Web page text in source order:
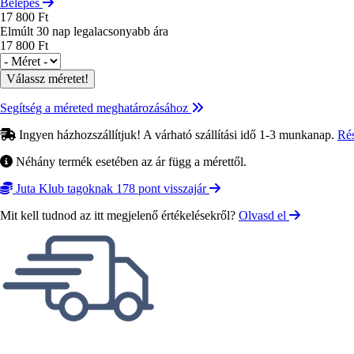
17 800 Ft
Elmúlt 30 nap legalacsonyabb ára
17 800 Ft
Méret
Segítség a méreted meghatározásához
Ingyen házhozszállítjuk! A várható szállítási idő 1-3 munkanap.
Néhány termék esetében az ár függ a mérettől.
Juta Klub tagoknak 178 pont visszajár
Mit kell tudnod az itt megjelenő értékelésekről? Olvasd el